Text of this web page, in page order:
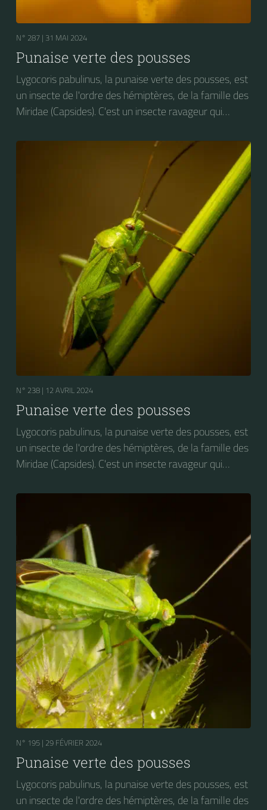
N° 287 | 31 MAI 2024
Punaise verte des pousses
Lygocoris pabulinus, la punaise verte des pousses, est
un insecte de l'ordre des hémiptères, de la famille des
Miridae (Capsides). C'est un insecte ravageur qui
végétales, dont les arbres fruitiers et diverses plantes
maraîchères : pomme de terre, tomate, haricot, des
plantes ornementales : dahlias, chrysanthèmes,
rosiers, ainsi que la luzerne et le houblon.
N° 238 | 12 AVRIL 2024
Punaise verte des pousses
Lygocoris pabulinus, la punaise verte des pousses, est
un insecte de l'ordre des hémiptères, de la famille des
Miridae (Capsides). C'est un insecte ravageur qui
végétales, dont les arbres fruitiers et diverses plantes
plantes ornementales : dahlias, chrysanthèmes,
rosiers, ainsi que la luzerne et le houblon.
N° 195 | 29 FÉVRIER 2024
Punaise verte des pousses
Lygocoris pabulinus, la punaise verte des pousses, est
un insecte de l'ordre des hémiptères, de la famille des